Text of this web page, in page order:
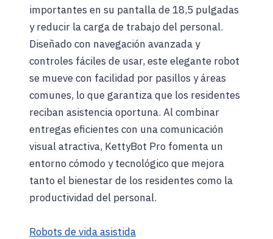
importantes en su pantalla de 18,5 pulgadas
y reducir la carga de trabajo del personal.
Diseñado con navegación avanzada y
controles fáciles de usar, este elegante robot
se mueve con facilidad por pasillos y áreas
comunes, lo que garantiza que los residentes
reciban asistencia oportuna. Al combinar
entregas eficientes con una comunicación
visual atractiva, KettyBot Pro fomenta un
entorno cómodo y tecnológico que mejora
tanto el bienestar de los residentes como la
productividad del personal.
Robots de vida asistida